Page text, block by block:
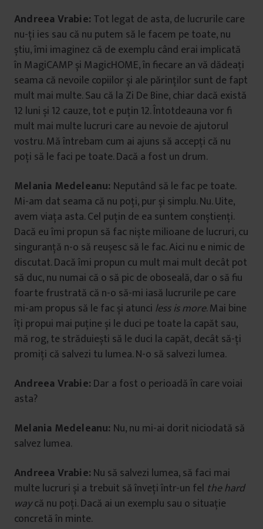
Andreea Vrabie: Tot legat de asta, de lucrurile care
nu-ți ies sau că nu putem să le facem pe toate, nu
știu, îmi imaginez că de exemplu când erai implicată
în MagiCAMP și MagicHOME, în fiecare an vă dădeați
seama că nevoile copiilor și ale părinților sunt de fapt
mult mai multe. Sau că la Zi De Bine, chiar dacă există
12 luni și 12 cauze, tot e puțin 12. Întotdeauna vor fi
mult mai multe lucruri care au nevoie de ajutorul
vostru. Mă întrebam cum ai ajuns să accepți că nu
poți să le faci pe toate. Dacă a fost un drum.
Melania Medeleanu: Neputând să le fac pe toate.
Mi-am dat seama că nu poți, pur și simplu. Nu. Uite,
avem viața asta. Cel puțin de ea suntem conștienți.
Dacă eu îmi propun să fac niște milioane de lucruri, cu
singuranță n-o să reușesc să le fac. Aici nu e nimic de
discutat. Dacă îmi propun cu mult mai mult decât pot
să duc, nu numai că o să pic de oboseală, dar o să fiu
foarte frustrată că n-o să-mi iasă lucrurile pe care
mi-am propus să le fac și atunci less is more. Mai bine
îți propui mai puține și le duci pe toate la capăt sau,
mă rog, te străduiești să le duci la capăt, decât să-ți
promiți că salvezi tu lumea. N-o să salvezi lumea.
Andreea Vrabie: Dar a fost o perioadă în care voiai
asta?
Melania Medeleanu: Nu, nu mi-ai dorit niciodată să
salvez lumea.
Andreea Vrabie: Nu să salvezi lumea, să faci mai
multe lucruri și a trebuit să înveți într-un fel the hard
waycă nu poți. Dacă ai un exemplu sau o situație
concretă în minte.